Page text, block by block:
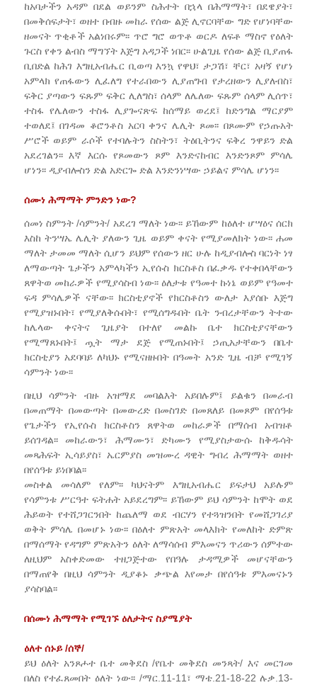
ከአባታችን አዳም በደል ወይንም ስሕተት በኋላ በሕማማት፣ በደዌያት፣
በመቅሰፍታት፣ ወዘተ በብዙ መከራ የሰው ልጅ ሊኖርባቸው ግድ የሆነባቸው
ዘመናት ጥቂቶች አልነበሩም፡፡ ጥሮ ግሮ ወጥቶ ወርዶ ለፍቶ ማስኖ የዕለት
ጉርስ የቀን ልብስ ማግኘት እጅግ አዳጋች ነበር፡፡ ሁልጊዜ የሰው ልጅ ቢያጠፋ
ቢበድል ከሕገ እግዚአብሔር ቢወጣ እንኳ የዋህ፣ ታጋሽ፣ ቸር፣ አዛኝ የሆነ
አምላክ የጠፋውን ሊፈለግ የተራበውን ሊያጠግብ የታረዘውን ሊያለብስ፣
ፍቅር ያጣውን ፍጹም ፍቅር ሊለግስ፣ ሰላም ለሌለው ፍጹም ሰላም ሊሰጥ፣
ተስፋ የሌለውን ተስፋ ሊያጐናጽፍ ከሰማይ ወረደ፤ ከድንግል ማርያም
ተወለደ፤ በገዳመ ቆሮንቶስ አርባ ቀንና ሌሊት ጾመ፡፡ በጾሙም የኃጡአት
ሥሮች ወይም ራሶች የተባሉትን ስስትን፣ ትዕቢትንና ፍቅረ ንዋይን ድል
አደረገልን፡፡ እኛ እርሱ የጾመውን ጾም እንድናከብር እንድንጾም ምሳሌ
ሆነን፡፡ ዲያብሎስን ድል አድርጐ ድል እንድንነሣው ኃይልና ምሳሌ ሆነን፡፡
ሰሙነ ሕማማት ምንድን ነው?
ሰመነ ስምንት /ሳምንት/ አደረገ ማለት ነው፡፡ ይኸውም ከዕለተ ሆሣዕና ሰርክ
እስከ ትንሣኤ ሌሊት ያለውን ጊዜ ወይም ቀናት የሚያመለክት ነው፡፡ ሐመ
ማለት ታመመ ማለት ሲሆን ይህም የሰውን ዘር ሁሉ ከዲያብሎስ ባርነት ነፃ
ለማውጣት ጌታችን አምላካችን ኢየሱስ ክርስቶስ በፈቃዱ የተቀበላቸውን
ጸዋትወ መከራዎች የሚያሳስብ ነው፡፡ ዕለታቱ የዓመተ ኩነኔ ወይም የዓመተ
ፍዳ ምሳሌዎች ናቸው፡፡ ክርስቲያኖች የክርስቶስን ውለታ እያሰቡ እጅግ
የሚያዝኑበት፣ የሚያለቅሱበት፣ የሚሰግዱበት ቤት ንብረታቸውን ትተው
ከሌላው ቀናትና ጊዜያት በተለየ መልኩ ቤተ ክርስቲያናቸውን
የሚማጸኑበት፤ ጧት ማታ ደጅ የሚጠኑበት፤ ኃጢአታቸውን በቤተ
ክርስቲያን አደባባይ ለካህኑ የሚናዘዙበት በዓመት አንድ ጊዜ ብቻ የሚገኝ
ሳምንት ነው፡፡
በዚህ ሳምንት ብዙ አዝማደ መባልእት አይበሉም፤ ይልቁን በመራብ
በመጠማት በመውጣት በመውረድ በመስገድ በመጸለይ በመጾም በየሰዓቱ
የጌታችን የኢየሱስ ክርስቶስን ጸዋትወ መከራዎች በማሰብ አብዝቶ
ይሰገዳል፡፡ መከራውን፣ ሕማሙን፣ ድካሙን የሚያስታውሱ ከቅዱሳት
መጻሕፍት ኢሳይያስ፣ ኤርምያስ መዝሙረ ዳዊት ግብረ ሕማማት ወዘተ
በየሰዓቱ ይነበባል፡፡
መስቀል መሳለም የለም፡፡ ካህናትም እግዚአብሔር ይፍታህ አይሉም
የሳምንቱ ሥርዓተ ፍትሐት አይደረግም፡፡ ይኸውም ይህ ሳምንት ከሞት ወደ
ሕይወት የተሸጋገርንበት ከጨለማ ወደ ብርሃን የተጓዝንበት የመሸጋገሪያ
ወቅት ምሳሌ በመሆኑ ነው፡፡ በዕለተ ምጽአት መላእክት የመለከት ድምጽ
በማሰማት የዳግም ምጽአትን ዕለት ለማሳሰብ ምእመናን ጥሪውን ሰምተው
ለዚህም አስቀድመው ተዘጋጅተው የበዓሉ ታዳሚዎች መሆናቸውን
በማጠየቅ በዚህ ሳምንት ዲያቆኑ ቃጭል እየመታ በየሰዓቱ ምእመናኑን
ያሳስባል፡፡
በሰሙነ ሕማማት የሚገኙ ዕለታትና ስያሜያት
ዕለተ ሰኑይ /ሰኞ/
ይህ ዕለት አንጾሖተ ቤተ መቅደስ /የቤተ መቅደስ መንጻት/ እና መርገመ
በለስ የተፈጸመበት ዕለት ነው፡፡ /ማር.11-11፣ ማቴ.21-18-22 ሉቃ.13-